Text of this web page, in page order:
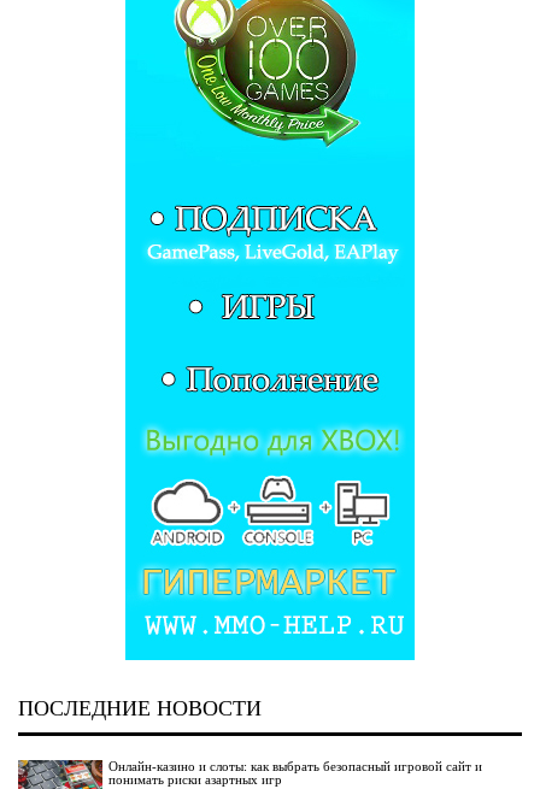
ПОСЛЕДНИЕ НОВОСТИ
Онлайн-казино и слоты: как выбрать безопасный игровой сайт и
понимать риски азартных игр